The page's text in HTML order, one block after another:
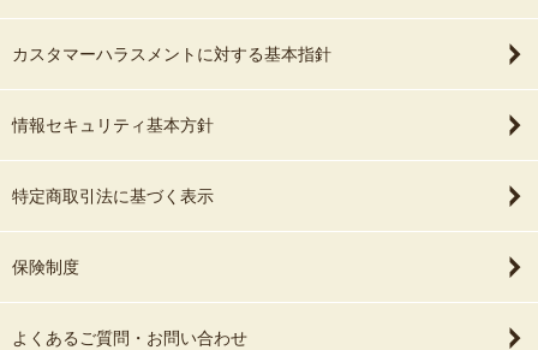
カスタマーハラスメントに対する基本指針
情報セキュリティ基本方針
特定商取引法に基づく表示
保険制度
よくあるご質問・お問い合わせ